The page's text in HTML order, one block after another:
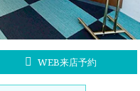
WEB来店予約